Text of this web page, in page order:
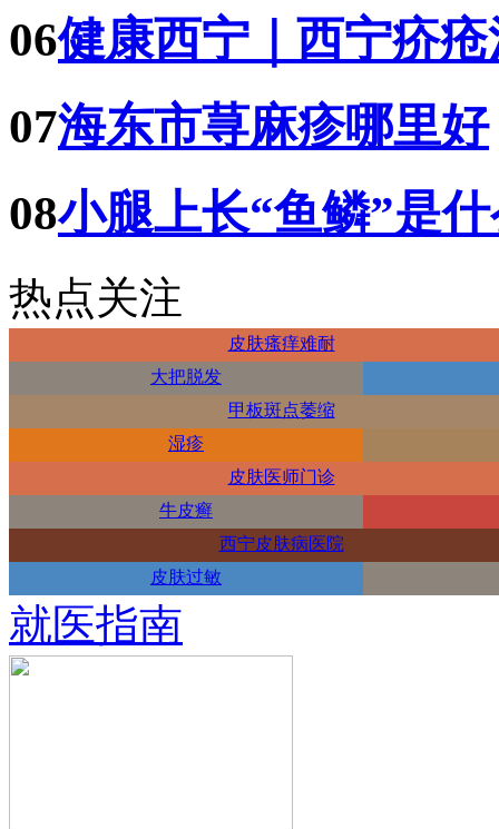
06健康西宁｜西宁疥
07海东市荨麻疹哪里好
08小腿上长“鱼鳞”是
热点关注
皮肤瘙痒难耐
大把脱发
甲板斑点萎缩
湿疹
皮肤医师门诊
牛皮癣
西宁皮肤病医院
皮肤过敏
就医指南